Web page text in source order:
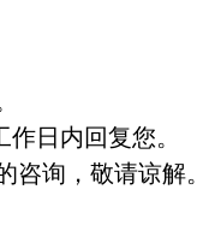
日内回复您。
咨询，敬请谅解。